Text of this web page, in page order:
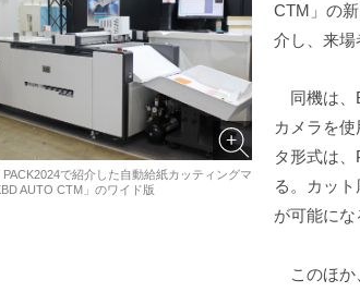
で紹介した自動給紙カッティングマ
AUTO CTM」のワイド版
CTM」の
介し、来場
同機は、
カメラを
タ形式は
る。カッ
が可能にな
このほか